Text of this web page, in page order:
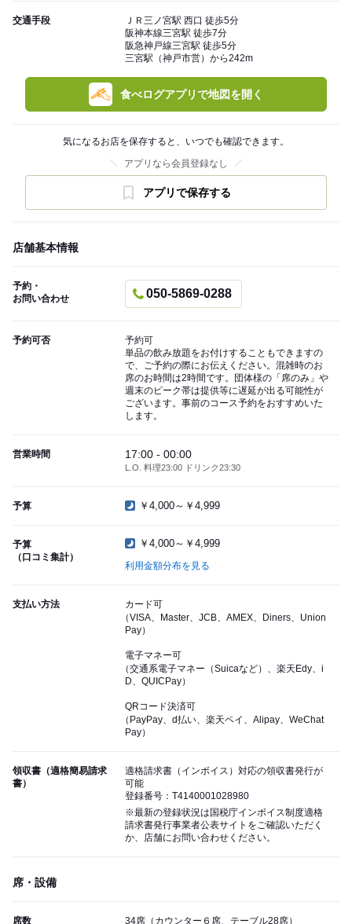
交通手段
ＪＲ三ノ宮駅 西口 徒歩5分
阪神本線三宮駅 徒歩7分
阪急神戸線三宮駅 徒歩5分
三宮駅（神戸市営）から242m
食べログアプリで地図を開く
気になるお店を保存すると、いつでも確認できます。
アプリなら会員登録なし
アプリで保存する
店舗基本情報
予約・
お問い合わせ
050-5869-0288
予約可否
予約可
単品の飲み放題をお付けすることもできますの
で、ご予約の際にお伝えください。混雑時のお
席のお時間は2時間です。団体様の「席のみ」や
週末のピーク帯は提供等に遅延が出る可能性が
ございます。事前のコース予約をおすすめいた
します。
営業時間 17:00 - 00:00
L.O. 料理23:00 ドリンク23:30
予算 ￥4,000～￥4,999
予算
（口コミ集計）
￥4,000～￥4,999
利用金額分布を見る
支払い方法
カード可
（VISA、Master、JCB、AMEX、Diners、Union
Pay）
電子マネー可
（交通系電子マネー（Suicaなど）、楽天Edy、i
D、QUICPay）
QRコード決済可
（PayPay、d払い、楽天ペイ、Alipay、WeChat
Pay）
領収書（適格簡易請求
書）
適格請求書（インボイス）対応の領収書発行が
可能
登録番号：T4140001028980
※最新の登録状況は国税庁インボイス制度適格
請求書発行事業者公表サイトをご確認いただく
か、店舗にお問い合わせください。
席・設備
席数 34席（カウンター６席、テーブル28席）